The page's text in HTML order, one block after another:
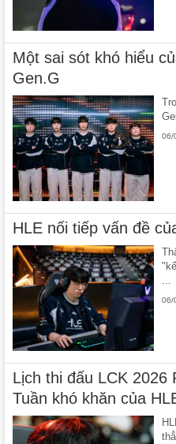
Một sai sót khó hiểu
Gen.G
06/
HLE nối tiếp vấn đề
...
06/
Lịch thi đấu LCK 2026
Tuần khó khăn của